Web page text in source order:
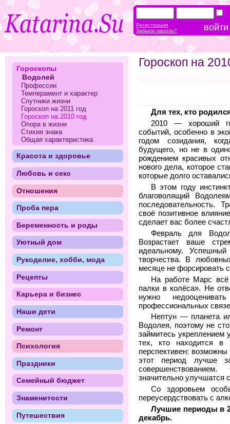
Гороскоп на
Для тех, кто
2010 — хороший
событий, особенно в
годом созидания,
будущего, но не в
рождением красивых
нового дела, которое
которые долго
В этом году
благоволящий
последовательность.
своё позитивное
сделает вас более
Февраль для
Возрастает ваше
идеальному.
творчества. В
месяце не форсировать
На работе Марс всё
палки в колёса». Не
нужно
профессиональных
Нептун — планета
Водолея, поэтому не
займитесь
тех, кто находится в
перспективен:
этот период лучше
значительно улучшатся
Со здоровьем
переусердствовать с
Лучшие периоды в
декабрь.
Гороскопы
Водолей
Профессии
Темперамент и характер
Спутники жизни
Гороскоп на 2011 год
Гороскоп на 2010 год
Опора в жизни
Стихия знака
Общая характеристика
Красота и здоровье
Любовь и секс
Отношения
Проба пера
Беременность и роды
Уютный дом
Рукоделие, хобби, мода
Рецепты
Карьера и бизнес
Наши дети
Ремонт
Психология
Праздники
Семейный бюджет
Знаменитости
Путешествия
Регистрация
Забыли пароль?